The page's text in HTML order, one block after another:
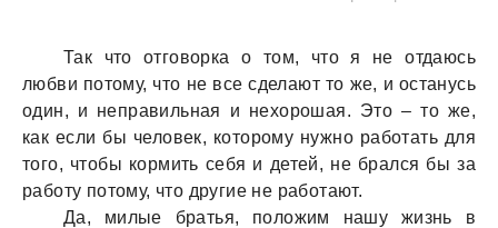
Так что отговорка о том, что я не отдаюсь
любви потому, что не все сделают то же, и останусь
один, и неправильная и нехорошая. Это – то же,
как если бы человек, которому нужно работать для
того, чтобы кормить себя и детей, не брался бы за
работу потому, что другие не работают.
Да, милые братья, положим нашу жизнь в